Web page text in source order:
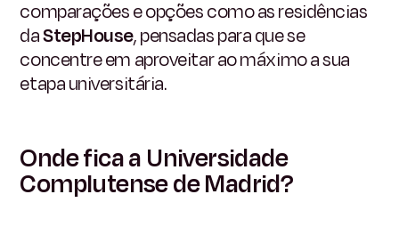
comparações e opções como as residências
daStepHouse, pensadas para que se
concentre em aproveitar ao máximo a sua
etapa universitária.
Onde fica a Universidade
Complutense de Madrid?